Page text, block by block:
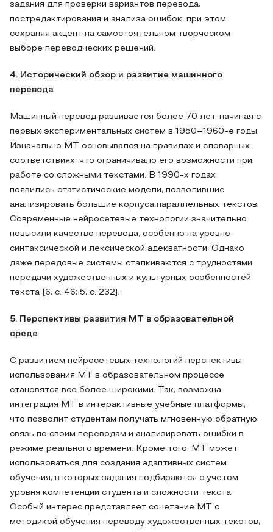
задания для проверки вариантов перевода,
постредактирования и анализа ошибок, при этом
сохраняя акцент на самостоятельном творческом
выборе переводческих решений.
4. Исторический обзор и развитие машинного
перевода
Машинный перевод развивается более 70 лет, начиная с
первых экспериментальных систем в 1950–1960-е годы.
Изначально MT основывался на правилах и словарных
соответствиях, что ограничивало его возможности при
работе со сложными текстами. В 1990-х годах
появились статистические модели, позволившие
анализировать большие корпуса параллельных текстов.
Современные нейросетевые технологии значительно
повысили качество перевода, особенно на уровне
синтаксической и лексической адекватности. Однако
даже передовые системы сталкиваются с трудностями
передачи художественных и культурных особенностей
текста [6, с. 46; 5, с. 232].
5. Перспективы развития MT в образовательной
среде
С развитием нейросетевых технологий перспективы
использования MT в образовательном процессе
становятся все более широкими. Так, возможна
интеграция MT в интерактивные учебные платформы,
что позволит студентам получать мгновенную обратную
связь по своим переводам и анализировать ошибки в
режиме реального времени. Кроме того, MT может
использоваться для создания адаптивных систем
обучения, в которых задания подбираются с учетом
уровня компетенции студента и сложности текста.
Особый интерес представляет сочетание MT с
методикой обучения переводу художественных текстов,